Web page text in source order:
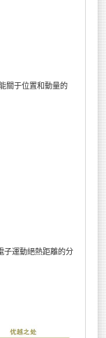
關于位置和動量的
子運動絕熱距離的分